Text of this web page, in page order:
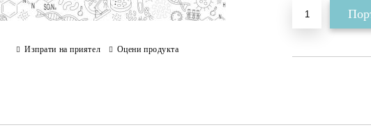
Изпрати на приятел Оцени продукта